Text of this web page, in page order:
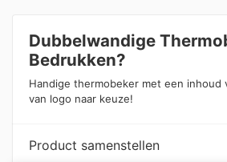
Dubbelwandige
Bedrukken?
Handige thermobeker met een inhoud
van logo naar keuze!
Product samenstellen